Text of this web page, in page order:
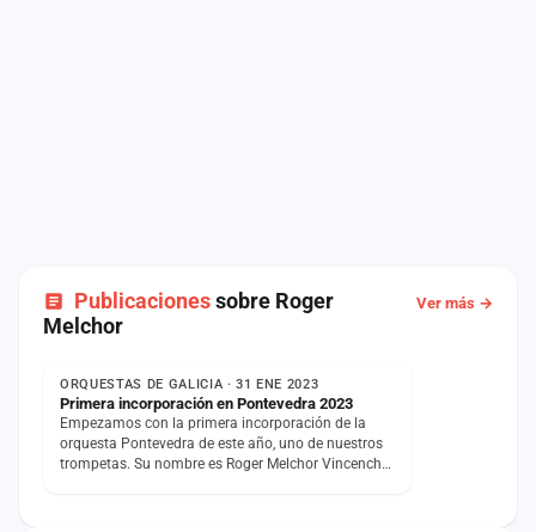
Publicacionessobre Roger
Melchor
Ver más →
NOTICIA
ORQUESTAS DE GALICIA · 31 ENE 2023
Primera incorporación en Pontevedra 2023
Empezamos con la primera incorporación de la
orquesta Pontevedra de este año, uno de nuestros
trompetas. Su nombre es Roger Melchor Vincench